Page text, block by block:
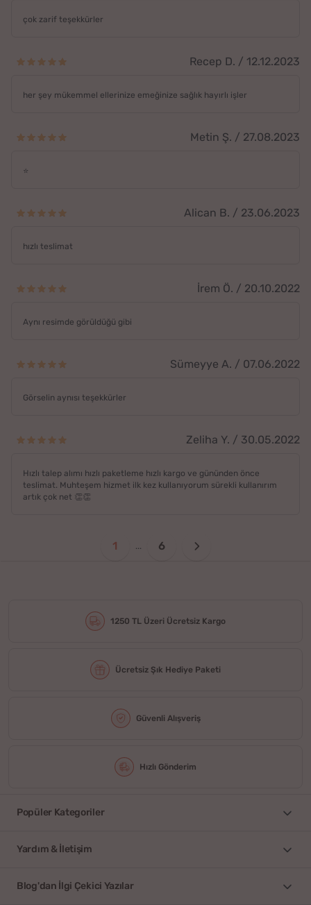
çok zarif teşekkürler
Recep D. / 12.12.2023
her şey mükemmel ellerinize emeğinize sağlık hayırlı işler
Metin Ş. / 27.08.2023
⭐️
Alican B. / 23.06.2023
hızlı teslimat
İrem Ö. / 20.10.2022
Aynı resimde görüldüğü gibi
Sümeyye A. / 07.06.2022
Görselin aynısı teşekkürler
Zeliha Y. / 30.05.2022
Hızlı talep alımı hızlı paketleme hızlı kargo ve gününden önce
teslimat. Muhteşem hizmet ilk kez kullanıyorum sürekli kullanırım
artık çok net 👏👏
1 6
1250 TL Üzeri Ücretsiz Kargo
Ücretsiz Şık Hediye Paketi
Güvenli Alışveriş
Hızlı Gönderim
Popüler Kategoriler
Yardım & İletişim
Blog'dan İlgi Çekici Yazılar